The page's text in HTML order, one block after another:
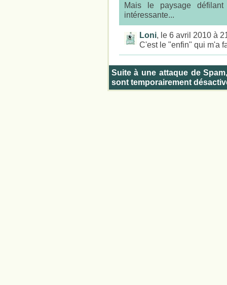
Mais le paysage
intéressante...
Loni, le 6 avril 2010 à
C'est le "enfin" qui m'a
Suite à une attaque de
sont temporairement